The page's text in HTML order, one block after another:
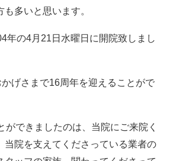
多いと思います。
年の4月21日水曜日に開院致しまし
げさまで16周年を迎えることがで
ができましたのは、当院にご来院く
当院を支えてくださっている業者の